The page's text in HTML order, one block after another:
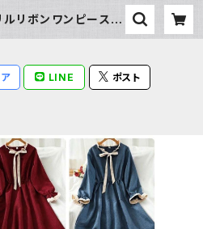
ルリボンワンピース |
LINE ポスト